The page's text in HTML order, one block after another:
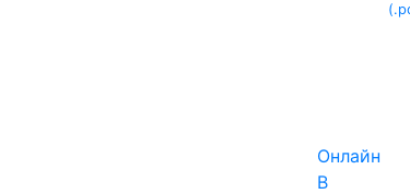
Онлайн
В